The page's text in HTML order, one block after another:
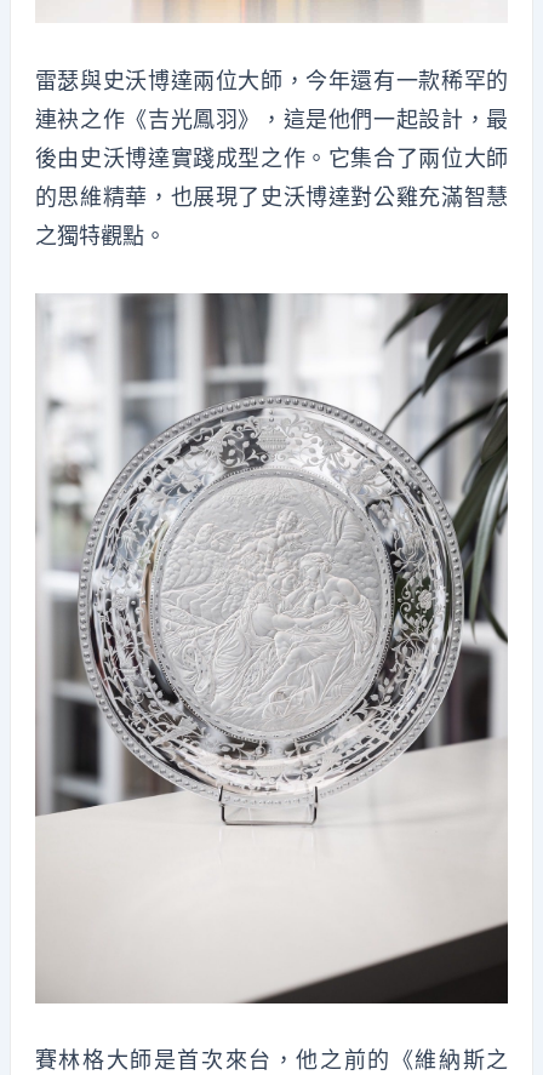
雷瑟與史沃博達兩位大師，今年還有一款稀罕的
連袂之作《吉光鳳羽》，這是他們一起設計，最
後由史沃博達實踐成型之作。它集合了兩位大師
的思維精華，也展現了史沃博達對公雞充滿智慧
之獨特觀點。
賽林格大師是首次來台，他之前的《維納斯之